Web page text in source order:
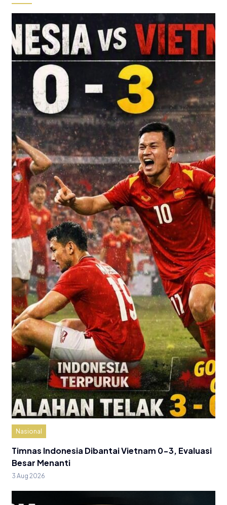
Nasional
Timnas Indonesia Dibantai Vietnam 0-3, Evaluasi
Besar Menanti
3 Aug 2026